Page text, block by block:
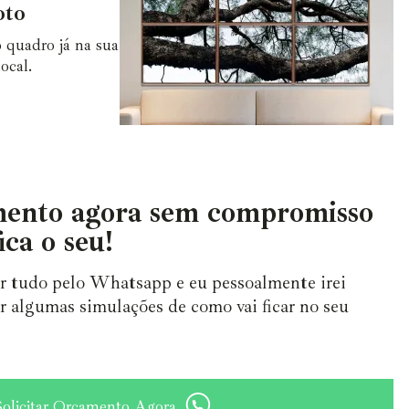
já na sua
agora sem compromisso
o seu!
tudo pelo Whatsapp e eu pessoalmente irei
algumas simulações de como vai ficar no seu